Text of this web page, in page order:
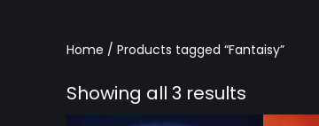
Home / Products tagged “Fantaisy”
Showing all 3 results